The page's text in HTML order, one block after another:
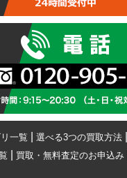
一覧 選べる3つの買取方法|
買取・無料査定のお申込み|